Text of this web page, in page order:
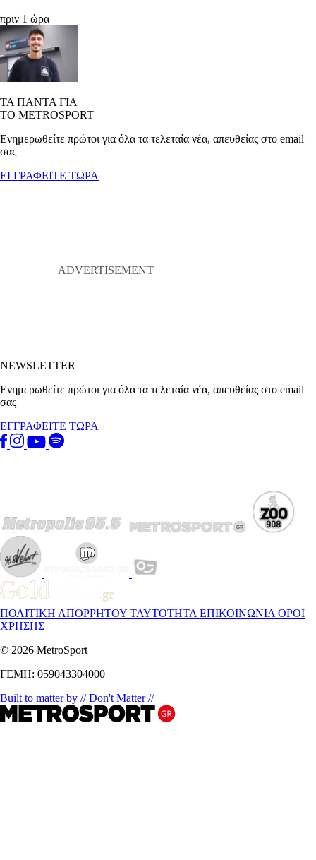
πριν 1 ώρα
ΤΑ ΠΑΝΤΑ ΓΙΑ
ΤΟ METROSPORT
Ενημερωθείτε πρώτοι για όλα τα τελεταία νέα, απευθείας στο email
σας
ΕΓΓΡΑΦΕΙΤΕ ΤΩΡΑ
NEWSLETTER
Ενημερωθείτε πρώτοι για όλα τα τελεταία νέα, απευθείας στο email
σας
ΕΓΓΡΑΦΕΙΤΕ ΤΩΡΑ
ΠΟΛΙΤΙΚΗ ΑΠΟΡΡΗΤΟΥ ΤΑΥΤΟΤΗΤΑ ΕΠΙΚΟΙΝΩΝΙΑ ΟΡΟΙ
ΧΡΗΣΗΣ
© 2026 MetroSport
ΓΕΜΗ: 059043304000
Built to matter by // Don't Matter //